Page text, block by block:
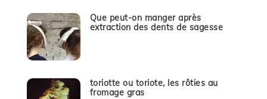
Que peut-on manger après
extraction des dents de sagesse
toriotte ou toriote, les rôties au
fromage gras